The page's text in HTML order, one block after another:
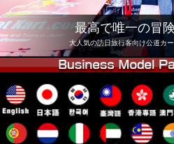
東京 渋谷アネックス
東京 浅草
沖縄
最高で唯一の冒
大人気の訪日旅行客向け公道カ